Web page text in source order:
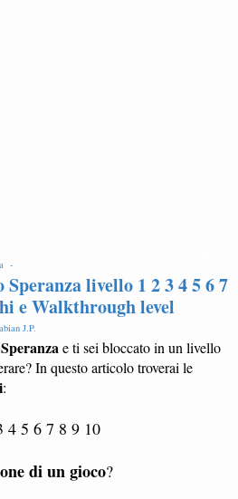
-
livello 1 2 3 4 5 6 7
e Walkthrough level
J.P.
e ti sei bloccato in un livello
In questo articolo troverai le
:
4 5 6 7 8 9 10
di un gioco?